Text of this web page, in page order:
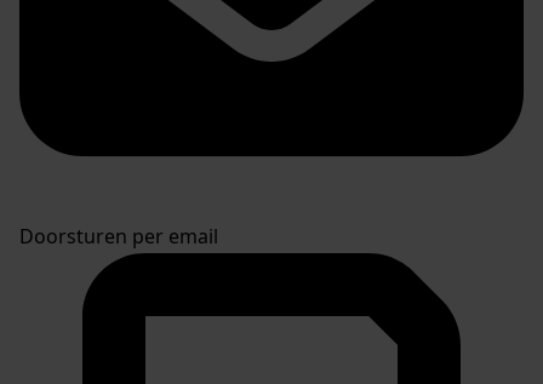
Doorsturen per email